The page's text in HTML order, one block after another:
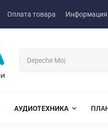
Оплата товара Информация
АУДИОТЕХНИКА